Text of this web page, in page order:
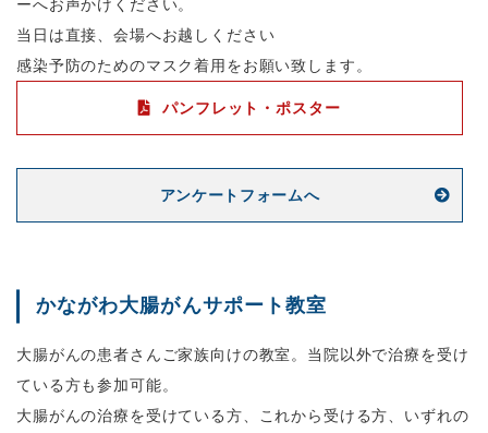
ーへお声かけください。
当日は直接、会場へお越しください
感染予防のためのマスク着用をお願い致します。
パンフレット・ポスター
アンケートフォームへ
かながわ大腸がんサポート教室
大腸がんの患者さんご家族向けの教室。当院以外で治療を受け
ている方も参加可能。
大腸がんの治療を受けている方、これから受ける方、いずれの